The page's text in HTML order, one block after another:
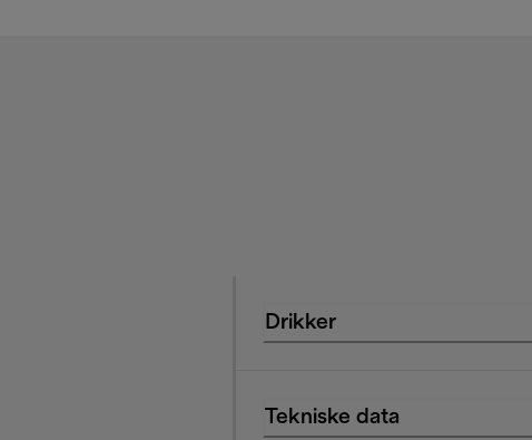
Drikker
Tekniske data